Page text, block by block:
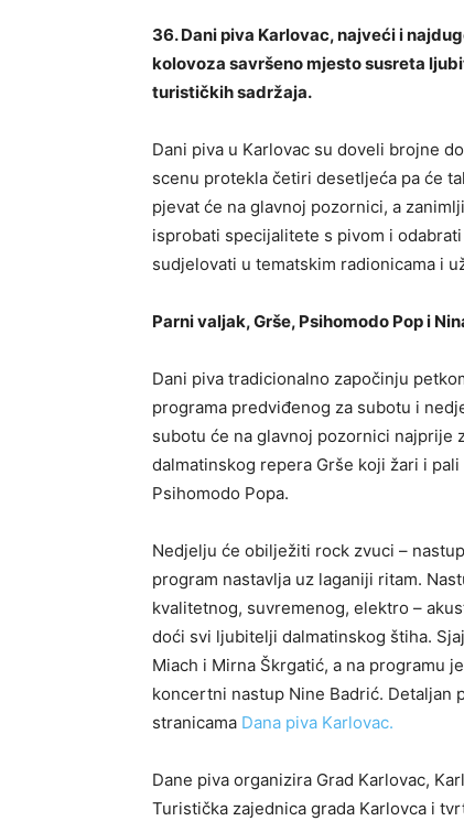
36. Dani piva Karlovac, najveći i
kolovoza savršeno mjesto susreta
turističkih sadržaja.
Dani piva u Karlovac su doveli brojne
scenu protekla četiri desetljeća pa će
pjevat će na glavnoj pozornici, a
isprobati specijalitete s pivom i
sudjelovati u tematskim radionicama i
Parni valjak, Grše, Psihomodo Pop i
Dani piva tradicionalno započinju
programa predviđenog za subotu i
subotu će na glavnoj pozornici najprije
dalmatinskog repera Grše koji žari i
Psihomodo Popa.
Nedjelju će obilježiti rock zvuci –
program nastavlja uz laganiji ritam.
kvalitetnog, suvremenog, elektro –
doći svi ljubitelji dalmatinskog štiha.
Miach i Mirna Škrgatić, a na programu
koncertni nastup Nine Badrić.
stranicama Dana piva Karlovac.
Dane piva organizira Grad Karlovac,
Turistička zajednica grada Karlovca i